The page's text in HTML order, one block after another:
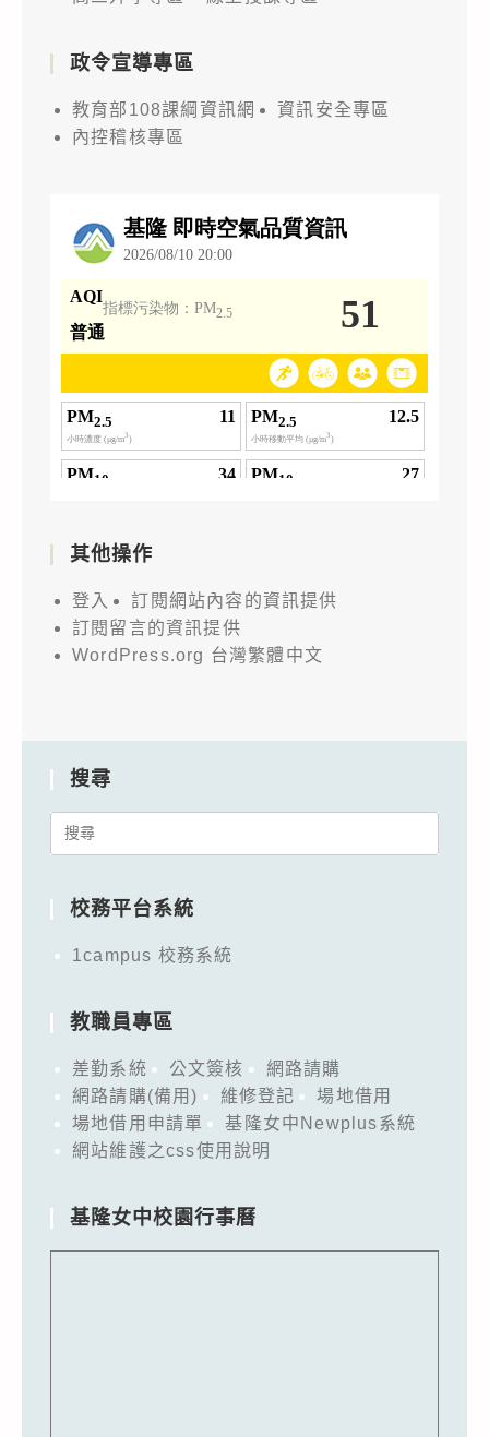
政令宣導專區
教育部108課綱資訊網
資訊安全專區
內控稽核專區
其他操作
登入
訂閱網站內容的資訊提供
訂閱留言的資訊提供
WordPress.org 台灣繁體中文
搜尋
Search
校務平台系統
1campus 校務系統
教職員專區
差勤系統 公文簽核
網路請購
網路請購(備用)
維修登記
場地借用
場地借用申請單
基隆女中Newplus系統
網站維護之css使用說明
基隆女中校園行事曆